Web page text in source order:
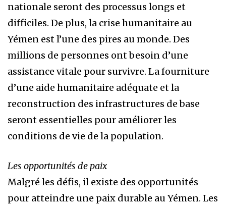
nationale seront des processus longs et
difficiles. De plus, la crise humanitaire au
Yémen est l’une des pires au monde. Des
millions de personnes ont besoin d’une
assistance vitale pour survivre. La fourniture
d’une aide humanitaire adéquate et la
reconstruction des infrastructures de base
seront essentielles pour améliorer les
conditions de vie de la population.
Les opportunités de paix
Malgré les défis, il existe des opportunités
pour atteindre une paix durable au Yémen. Les